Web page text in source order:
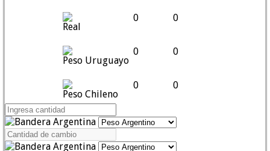
Real
0 0
Peso Uruguayo
0 0
Peso Chileno
0 0